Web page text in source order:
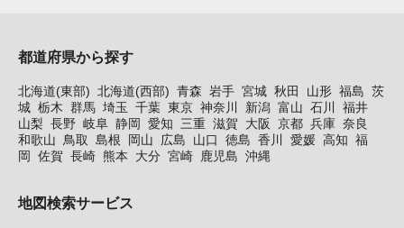
都道府県から探す
北海道(東部) 北海道(西部) 青森 岩手 宮城 秋田 山形 福島 茨
城 栃木 群馬 埼玉 千葉 東京 神奈川 新潟 富山 石川
福井
山梨 長野 岐阜 静岡 愛知 三重 滋賀 大阪 京都 兵庫 奈良
和歌山
鳥取 島根 岡山 広島 山口 徳島 香川 愛媛 高知 福
岡
佐賀 長崎 熊本 大分 宮崎 鹿児島 沖縄
地図検索サービス